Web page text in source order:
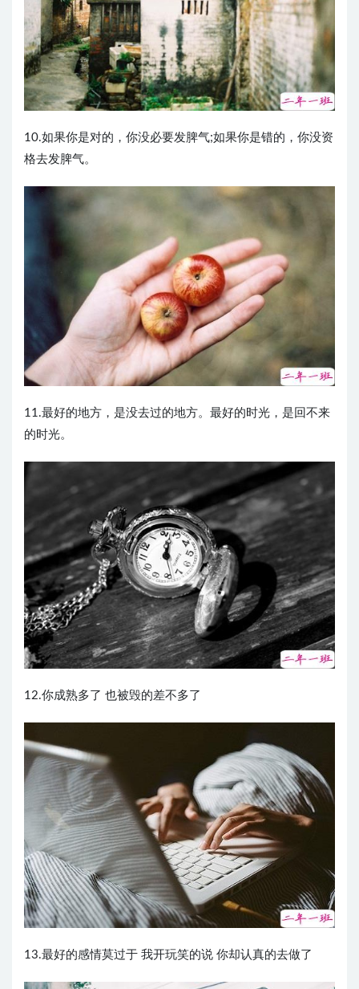
10.如果你是对的，你没必要发脾气;如果你是错的，你没资
格去发脾气。
11.最好的地方，是没去过的地方。最好的时光，是回不来
的时光。
12.你成熟多了 也被毁的差不多了 ​​​​
13.最好的感情莫过于 我开玩笑的说 你却认真的去做了